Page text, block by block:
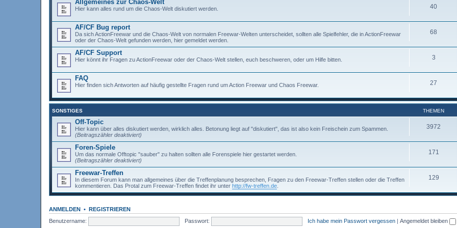
Allgemeines zur Chaos-Welt
Hier kann alles rund um die Chaos-Welt diskutiert werden. 40
AF/CF Bug report
Da sich ActionFreewar und die Chaos-Welt von normalen Freewar-Welten unterscheidet, sollten alle Spielfehler, die in ActionFreewar
oder der Chaos-Welt gefunden werden, hier gemeldet werden.
68
AF/CF Support
Hier könnt ihr Fragen zu ActionFreewar oder der Chaos-Welt stellen, euch beschweren, oder um Hilfe bitten. 3
FAQ
Hier finden sich Antworten auf häufig gestellte Fragen rund um Action Freewar und Chaos Freewar. 27
SONSTIGES THEMEN
Off-Topic
Hier kann über alles diskutiert werden, wirklich alles. Betonung liegt auf "diskutiert", das ist also kein Freischein zum Spammen.
(Beitragszähler deaktiviert)
3972
Foren-Spiele
Um das normale Offtopic "sauber" zu halten sollten alle Forenspiele hier gestartet werden.
(Beitragszähler deaktiviert)
171
Freewar-Treffen
In diesem Forum kann man allgemeines über die Treffenplanung besprechen, Fragen zu den Freewar-Treffen stellen oder die Treffen
kommentieren. Das Protal zum Freewar-Treffen findet ihr unter http://fw-treffen.de
129
ANMELDEN • REGISTRIEREN
Benutzername:
Passwort: Ich habe mein Passwort vergessen | Angemeldet bleiben